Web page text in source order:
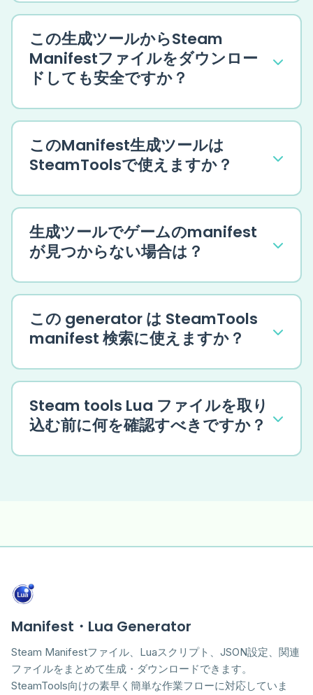
この生成ツールからSteam
Manifestファイルをダウンロー
ドしても安全ですか？
このManifest生成ツールは
SteamToolsで使えますか？
生成ツールでゲームのmanifest
が見つからない場合は？
この generator は SteamTools
manifest 検索に使えますか？
Steam tools Lua ファイルを取り
込む前に何を確認すべきですか？
Manifest・Lua Generator
Steam Manifestファイル、Luaスクリプト、JSON設定、関連
ファイルをまとめて生成・ダウンロードできます。
SteamTools向けの素早く簡単な作業フローに対応していま